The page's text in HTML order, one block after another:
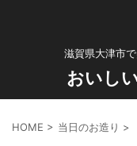
滋賀県大津市
おいし
HOME > 当日のお造り >